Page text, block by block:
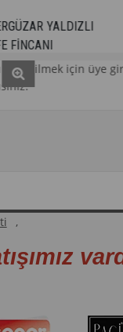
için üye girişi
,